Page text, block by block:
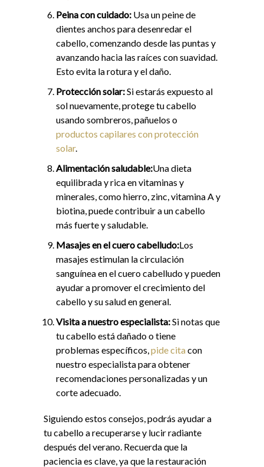
Peina con cuidado: Usa un peine de
dientes anchos para desenredar el
cabello, comenzando desde las puntas y
avanzando hacia las raíces con suavidad.
Esto evita la rotura y el daño.
Protección solar:Si estarás expuesto al
sol nuevamente, protege tu cabello
usando sombreros, pañuelos o
productos capilares con protección
solar.
Alimentación saludable:Una dieta
equilibrada y rica en vitaminas y
minerales, como hierro, zinc, vitamina A y
biotina, puede contribuir a un cabello
más fuerte y saludable.
Masajes en el cuero cabelludo:Los
masajes estimulan la circulación
sanguínea en el cuero cabelludo y pueden
ayudar a promover el crecimiento del
cabello y su salud en general.
Visita a nuestro especialista:Si notas que
tu cabello está dañado o tiene
problemas específicos,pide citacon
nuestro especialista para obtener
recomendaciones personalizadas y un
corte adecuado.
Siguiendo estos consejos, podrás ayudar a
tu cabello a recuperarse y lucir radiante
después del verano. Recuerda que la
paciencia es clave, ya que la restauración